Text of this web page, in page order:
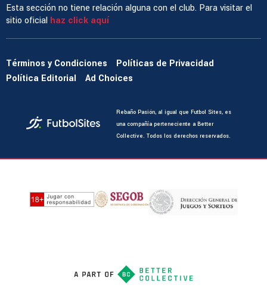
Esta sección no tiene relación alguna con el club. Para visitar el
sitio oficial haz click aquí
Términos y Condiciones
Políticas de Privacidad
Política Editorial
Ad Choices
Rebaño Pasión, al igual que Futbol Sites, es
una compañía perteneciente a Better
Collective. Todos los derechos reservados.